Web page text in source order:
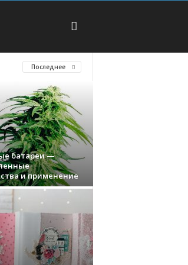
Последнее
батареи —
и применение